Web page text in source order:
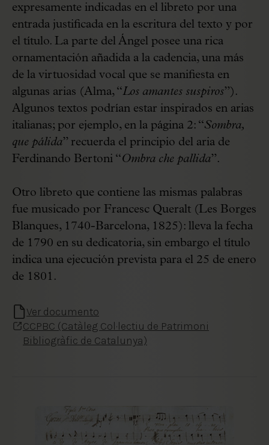
expresamente indicadas en el libreto por una
entrada justificada en la escritura del texto y por
el título. La parte del Ángel posee una rica
ornamentación añadida a la cadencia, una más
de la virtuosidad vocal que se manifiesta en
algunas arias (Alma, “Los amantes suspiros”).
Algunos textos podrían estar inspirados en arias
italianas; por ejemplo, en la página 2: “Sombra,
que pálida” recuerda el principio del aria de
Ferdinando Bertoni “Ombra che pallida”.
Otro libreto que contiene las mismas palabras
fue musicado por Francesc Queralt (Les Borges
Blanques, 1740-Barcelona, 1825): lleva la fecha
de 1790 en su dedicatoria, sin embargo el título
indica una ejecución prevista para el 25 de enero
de 1801.
Ver documento
CCPBC (Catàleg Col·lectiu de Patrimoni
Bibliogràfic de Catalunya)